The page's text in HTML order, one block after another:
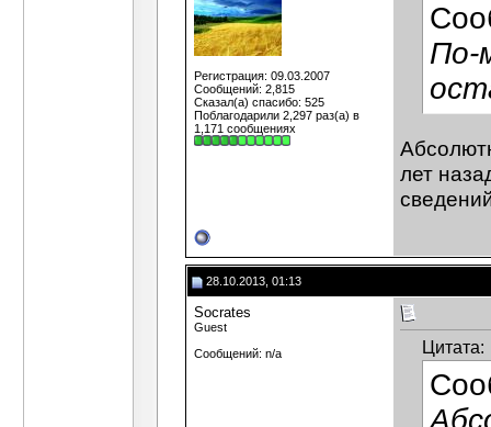
Регистрация: 09.03.2007
Сообщений: 2,815
Сказал(а) спасибо: 525
Поблагодарили 2,297 раз(а) в
1,171 сообщениях
По-
лет
28.10.2013, 01:13
Socrates
Guest
Сообщений: n/a
Цитата: